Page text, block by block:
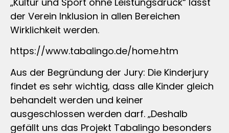
der Verein Inklusion in allen Bereichen
Wirklichkeit werden.
https://www.tabalingo.de/home.htm
Aus der Begründung der Jury: Die Kinderjury
findet es sehr wichtig, dass alle Kinder gleich
behandelt werden und keiner
ausgeschlossen werden darf. „Deshalb
gefällt uns das Projekt Tabalingo besonders